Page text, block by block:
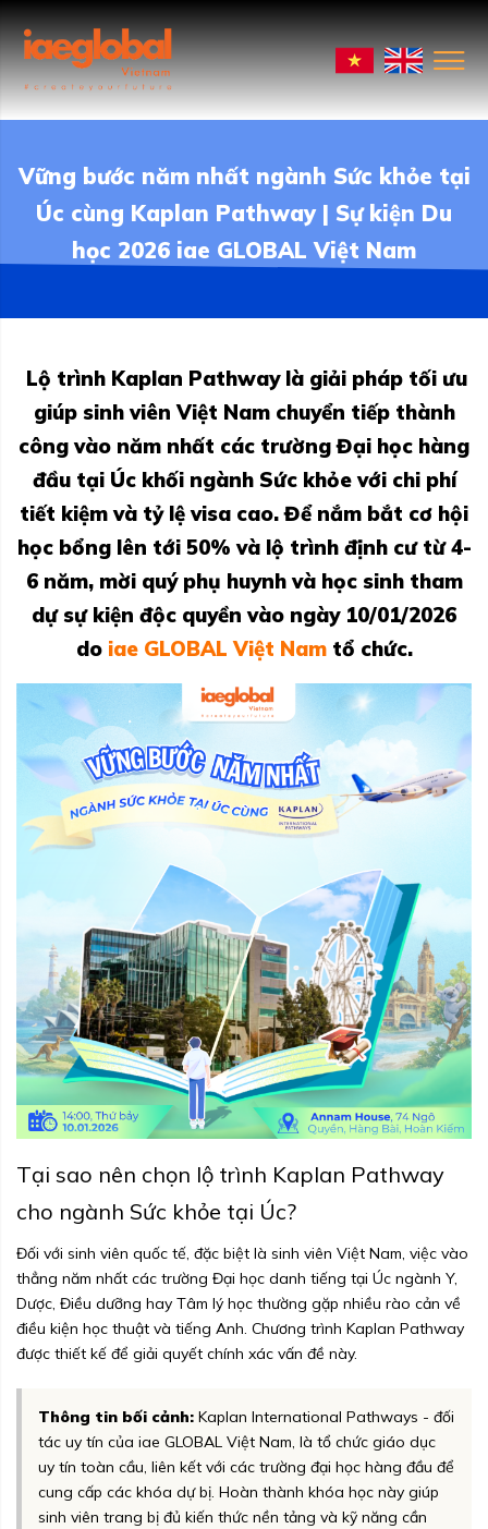
Vững bước năm nhất ngành Sức khỏe tại
Úc cùng Kaplan Pathway | Sự kiện Du
học 2026 iae GLOBAL Việt Nam
Lộ trình Kaplan Pathway là giải pháp tối ưu
giúp sinh viên Việt Nam chuyển tiếp thành
công vào năm nhất các trường Đại học hàng
đầu tại Úc khối ngành Sức khỏe với chi phí
tiết kiệm và tỷ lệ visa cao. Để nắm bắt cơ hội
học bổng lên tới 50% và lộ trình định cư từ 4-
6 năm, mời quý phụ huynh và học sinh tham
dự sự kiện độc quyền vào ngày 10/01/2026
do iae GLOBAL Việt Namtổ chức.
Tại sao nên chọn lộ trình Kaplan Pathway
cho ngành Sức khỏe tại Úc?
Đối với sinh viên quốc tế, đặc biệt là sinh viên Việt Nam, việc vào
thẳng năm nhất các trường Đại học danh tiếng tại Úc ngành Y,
Dược, Điều dưỡng hay Tâm lý học thường gặp nhiều rào cản về
điều kiện học thuật và tiếng Anh. Chương trình Kaplan Pathway
được thiết kế để giải quyết chính xác vấn đề này.
Thông tin bối cảnh: Kaplan International Pathways - đối
tác uy tín của iae GLOBAL Việt Nam, là tổ chức giáo dục
uy tín toàn cầu, liên kết với các trường đại học hàng đầu để
cung cấp các khóa dự bị. Hoàn thành khóa học này giúp
sinh viên trang bị đủ kiến thức nền tảng và kỹ năng cần